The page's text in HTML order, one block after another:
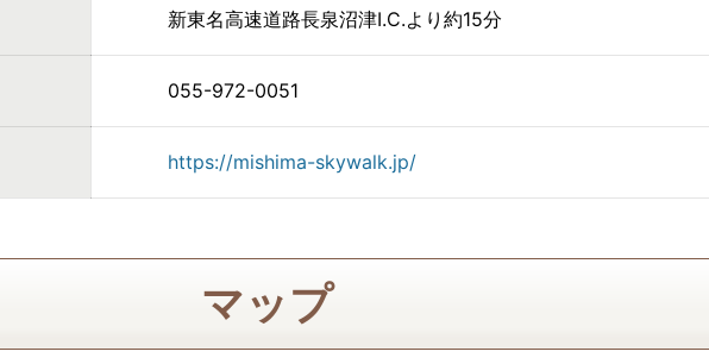
新東名高速道路長泉沼津I.C.より約15分
055-972-0051
https://mishima-skywalk.jp/
マップ